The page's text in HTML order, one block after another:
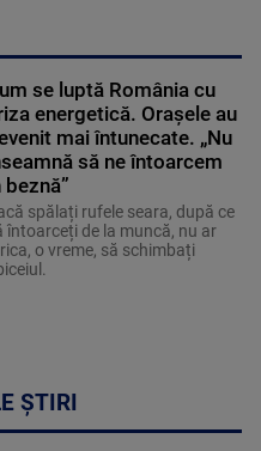
se luptă România cu
energetică. Orașele au
mai întunecate. „Nu
să ne întoarcem
beznă”
spălați rufele seara, după ce
întoarceți de la muncă, nu ar
o vreme, să schimbați
ȘTIRI